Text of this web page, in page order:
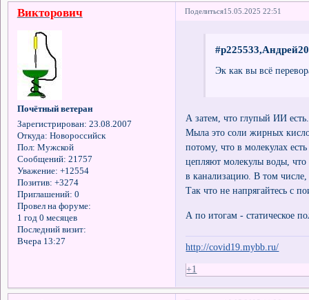
Поделиться15.05.2025 22:51
Викторович
Почётный ветеран
Зарегистрирован: 23.08.2007
Откуда: Новороссийск
Пол: Мужской
Сообщений: 21757
Уважение: +12554
Позитив: +3274
Приглашений: 0
Провел на форуме:
1 год 0 месяцев
Последний визит:
Вчера 13:27
Эк как вы всё
А затем, что глупый ИИ
Мыла это соли жирных
потому, что в молекулах
цепляют молекулы воды,
в канализацию. В том
Так что не напрягайтесь с
А по итогам - статическое
http://covid19.mybb.ru/
+1